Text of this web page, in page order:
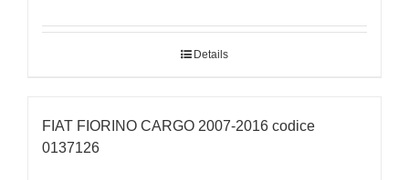
Details
FIAT FIORINO CARGO 2007-2016 codice
0137126